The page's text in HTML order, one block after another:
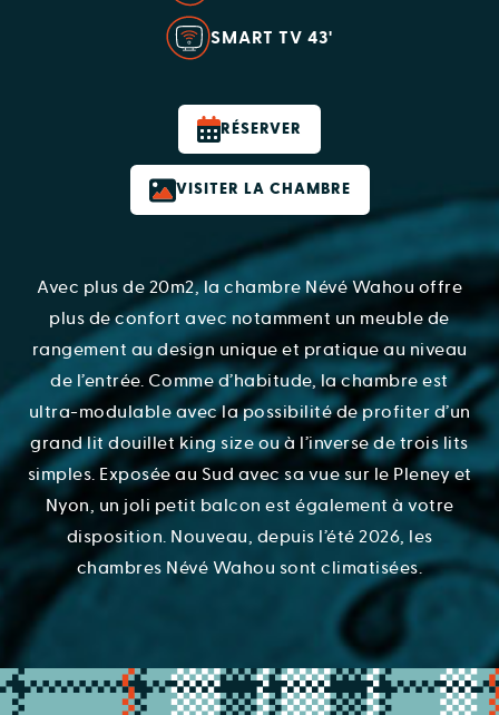
SMART TV 43'
RÉSERVER
VISITER LA CHAMBRE
Avec plus de 20m2, la chambre Névé Wahou offre
plus de confort avec notamment un meuble de
rangement au design unique et pratique au niveau
de l’entrée. Comme d’habitude, la chambre est
ultra-modulable avec la possibilité de profiter d’un
grand lit douillet king size ou à l’inverse de trois lits
simples. Exposée au Sud avec sa vue sur le Pleney et
Nyon, un joli petit balcon est également à votre
disposition. Nouveau, depuis l’été 2026, les
chambres Névé Wahou sont climatisées.